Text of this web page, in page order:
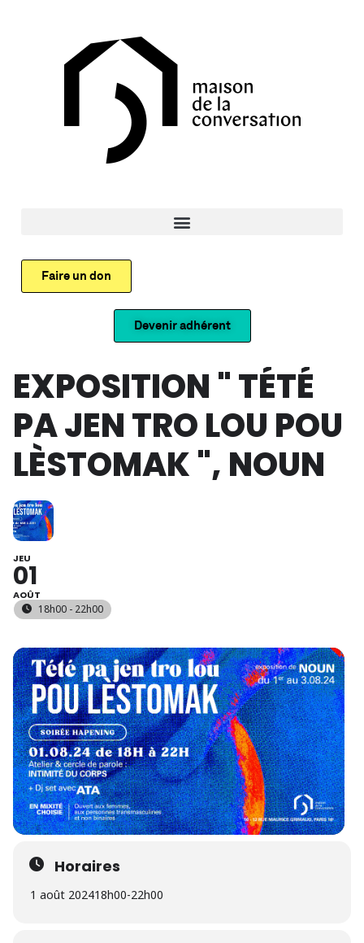
Faire un don
Devenir adhérent
EXPOSITION " TÉTÉ
PA JEN TRO LOU POU
LÈSTOMAK ", NOUN
JEU
01
AOÛT
18h00 - 22h00
Horaires
1 août 202418h00-22h00